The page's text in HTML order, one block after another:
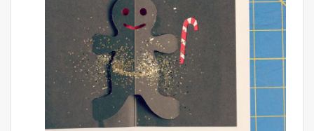
Helovinas yra pats baisiausias iš visų švenčių,
tačiau jūsų dekoracijos neturi sekti jų pavyzdžiu.
Ypač vaikams patiks šios žavingos, šventiškos ir
juokingos 3D Helovino kortelės. Kartu
gamindami šį amatą visa šeima įgausite
atostogų dvasios. Galbūt jūs netgi gausite
įkvėpimo iš kostiumų.